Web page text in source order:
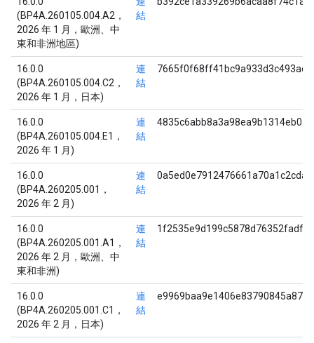
(BP4A.260105.004.A2，
2026 年 1 月，歐洲、中
東和非洲地區)
結
16.0.0
(BP4A.260105.004.C2，
2026 年 1 月，日本)
連
結
16.0.0
(BP4A.260105.004.E1，
2026 年 1 月)
連
結
16.0.0
(BP4A.260205.001，
2026 年 2 月)
連
結
16.0.0
(BP4A.260205.001.A1，
2026 年 2 月，歐洲、中
東和非洲)
連
結
16.0.0
(BP4A.260205.001.C1，
2026 年 2 月，日本)
連
結